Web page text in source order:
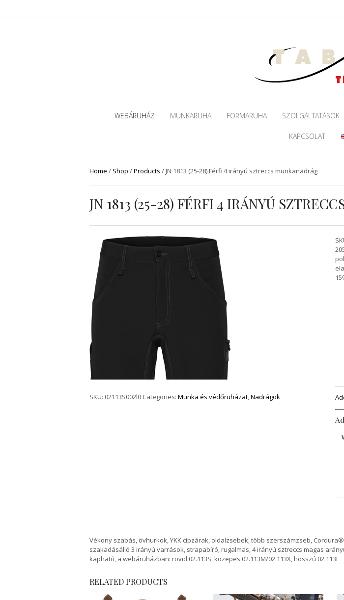
WEBÁRUHÁZ MUNKARUHA FORMARUHA SZOLGÁLTATÁSOK
KAPCSOLAT
Home / Shop /Products /JN 1813 (25-28) Férfi 4 irányú sztreccs munkanadrág
JN 1813 (25-28) FÉRFI 4 IRÁNYÚ
SKU: 02113S002l0 Categories: Munka és védőruházat,Nadrágok
Vékony szabás, övhurkok, YKK cipzárak, oldalzsebek, több szerszámzseb,
szakadásálló 3 irányú varrások, strapabíró, rugalmas, 4 irányú sztreccs magas
kapható, a webáruházban: rövid 02.113S, közepes 02.113M/02.113X, hosszú 02.113L
RELATED PRODUCTS